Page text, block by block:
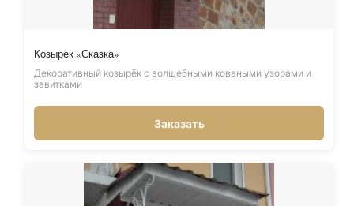
Козырёк «Сказка»
Декоративный козырёк с волшебными коваными узорами и
завитками
Заказать